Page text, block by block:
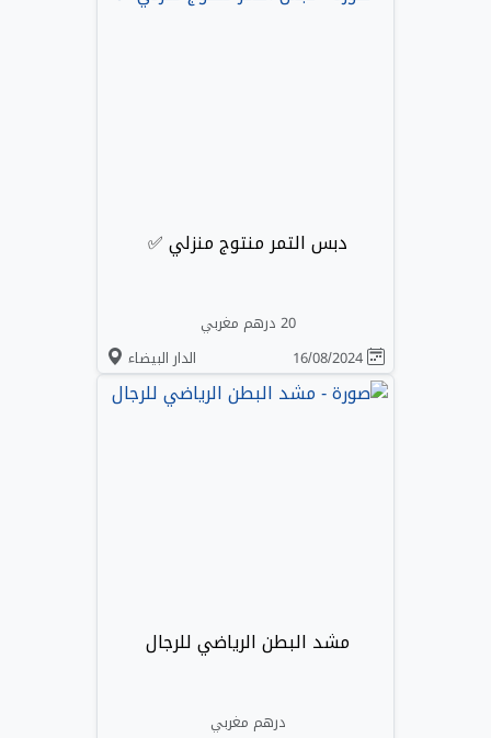
دبس التمر منتوج منزلي ✅
20 درهم مغربي
الدار البيضاء
مشد البطن الرياضي للرجال
درهم مغربي